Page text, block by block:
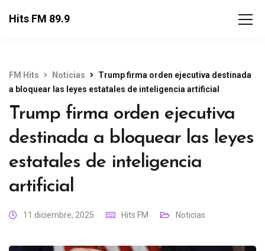
Hits FM 89.9
FM Hits Noticias
Trump firma orden ejecutiva destinada
a bloquear las leyes estatales de inteligencia artificial
Trump firma orden ejecutiva
destinada a bloquear las leyes
estatales de inteligencia
artificial
11 diciembre, 2025 Hits FM Noticias